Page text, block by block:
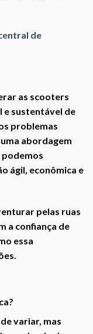
de
as scooters
e sustentável de
problemas
abordagem
podemos
ágil, econômica e
pelas ruas
a confiança de
essa
variar, mas